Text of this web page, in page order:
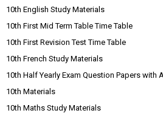
10th English Study Materials
10th First Mid Term Table Time Table
10th First Revision Test Time Table
10th French Study Materials
10th Half Yearly Exam Question Papers with
10th Materials
10th Maths Study Materials